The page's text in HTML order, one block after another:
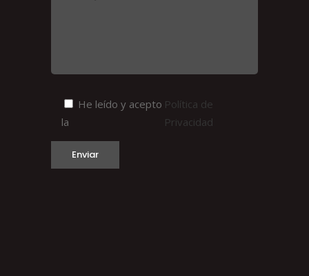
He leído y acepto
la
Política de
Privacidad